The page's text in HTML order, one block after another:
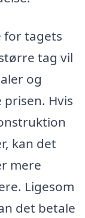
for tagets
tag vil
og
Hvis
kan det
mere
Ligesom
det betale